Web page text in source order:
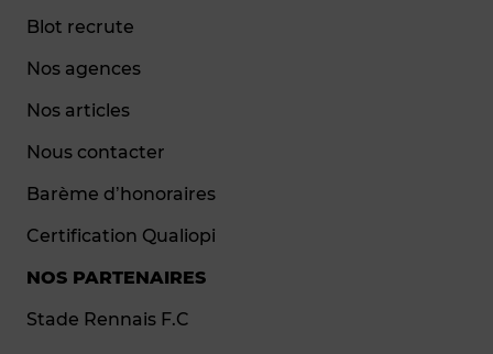
Blot recrute
Nos agences
Nos articles
Nous contacter
Barème d’honoraires
Certification Qualiopi
NOS PARTENAIRES
Stade Rennais F.C